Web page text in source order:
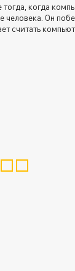
когда
человека. Он
считать